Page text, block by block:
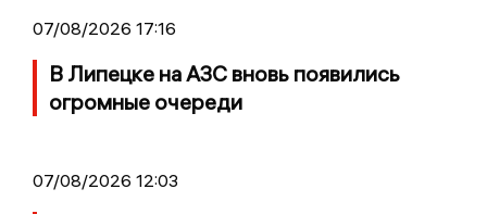
07/08/2026 17:16
В Липецке на АЗС вновь появились
огромные очереди
07/08/2026 12:03